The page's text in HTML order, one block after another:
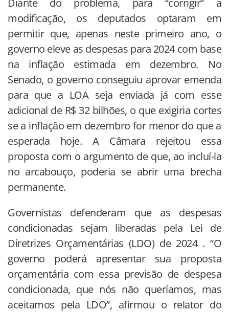
modificação, os deputados optaram em
permitir que, apenas neste primeiro ano, o
governo eleve as despesas para 2024 com base
na inflação estimada em dezembro. No
Senado, o governo conseguiu aprovar emenda
para que a LOA seja enviada já com esse
adicional de R$ 32 bilhões, o que exigiria cortes
se a inflação em dezembro for menor do que a
esperada hoje. A Câmara rejeitou essa
proposta com o argumento de que, ao incluí-la
no arcabouço, poderia se abrir uma brecha
permanente.
Governistas defenderam que as despesas
condicionadas sejam liberadas pela Lei de
Diretrizes Orçamentárias (LDO) de 2024 . “O
governo poderá apresentar sua proposta
orçamentária com essa previsão de despesa
condicionada, que nós não queríamos, mas
aceitamos pela LDO”, afirmou o relator do